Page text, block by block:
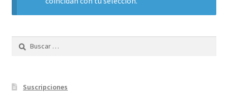
Contáctanos
Suscripciones